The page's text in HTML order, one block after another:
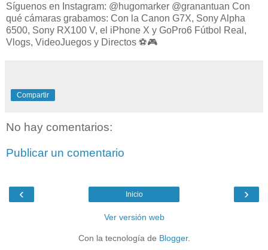
Síguenos en Instagram: @hugomarker @granantuan Con
qué cámaras grabamos: Con la Canon G7X, Sony Alpha
6500, Sony RX100 V, el iPhone X y GoPro6 Fútbol Real,
Vlogs, VideoJuegos y Directos ⚽️🎮
Compartir
No hay comentarios:
Publicar un comentario
‹ ›
Inicio
Ver versión web
Con la tecnología de Blogger.